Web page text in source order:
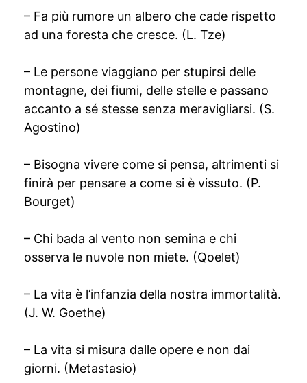
– Fa più rumore un albero che cade rispetto
ad una foresta che cresce. (L. Tze)
– Le persone viaggiano per stupirsi delle
montagne, dei fiumi, delle stelle e passano
accanto a sé stesse senza meravigliarsi. (S.
Agostino)
– Bisogna vivere come si pensa, altrimenti si
finirà per pensare a come si è vissuto. (P.
Bourget)
– Chi bada al vento non semina e chi
osserva le nuvole non miete. (Qoelet)
– La vita è l’infanzia della nostra immortalità.
(J. W. Goethe)
– La vita si misura dalle opere e non dai
giorni. (Metastasio)